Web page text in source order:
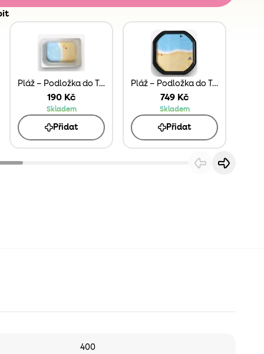
Pláž – Podložka do Trofast Boxu
190 Kč
Skladem
Přidat
Pláž – Podložka do Tuff Tray MINI/MAXI
749 Kč
Skladem
Přidat
400